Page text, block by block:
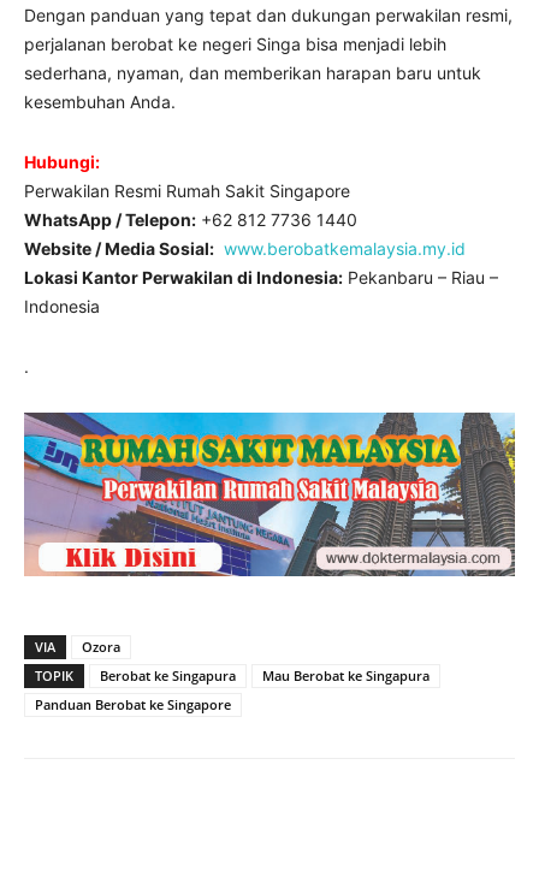
Dengan panduan yang tepat dan dukungan perwakilan resmi,
perjalanan berobat ke negeri Singa bisa menjadi lebih
sederhana, nyaman, dan memberikan harapan baru untuk
kesembuhan Anda.
Hubungi:
Perwakilan Resmi Rumah Sakit Singapore
WhatsApp / Telepon: +62 812 7736 1440
Website / Media Sosial: www.berobatkemalaysia.my.id
Lokasi Kantor Perwakilan di Indonesia: Pekanbaru – Riau –
Indonesia
.
VIA
Ozora
TOPIK
Berobat ke Singapura
Mau Berobat ke Singapura
Panduan Berobat ke Singapore